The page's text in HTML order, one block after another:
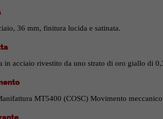
36 mm, finitura lucida e satinata.
in acciaio rivestito da uno strato di oro giallo di
MT5400 (COSC) Movimento